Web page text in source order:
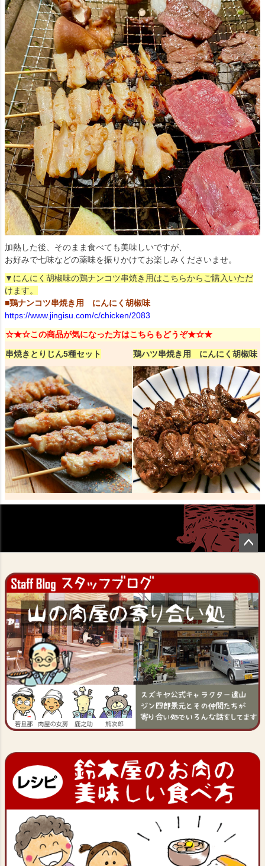
加熱した後、そのまま食べても美味しいですが、
お好みで七味などの薬味を振りかけてお楽しみくださいませ。
▼にんにく胡椒味の鶏ナンコツ串焼き用はこちらからご購入いただ
けます。
■鶏ナンコツ串焼き用 にんにく胡椒味
https://www.jingisu.com/c/chicken/2083
☆★☆この商品が気になった方はこちらもどうぞ★☆★
串焼きとりじん5種セット 鶏ハツ串焼き用 にんにく胡椒味
ジト
へ